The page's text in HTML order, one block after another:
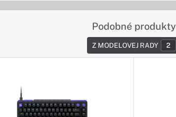
Podobné produkty
Z MODELOVEJ RADY 2